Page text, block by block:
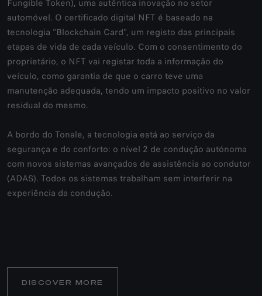
Fungible Token), uma autêntica inovação no setor
automóvel. O certificado digital NFT é baseado na
tecnologia “Blockchain Card”, um registo das principais
etapas de vida de cada veículo. Com o consentimento do
proprietário, o NFT vai registar toda a informação do
veículo, como garantia de que o carro teve uma
manutenção adequada, tendo um impacto positivo no valor
residual do mesmo.
A bordo do Tonale, a tecnologia está ao serviço da
segurança e do conforto: o nível 2 de condução autónoma
com novos sistemas avançados de assistência ao condutor
(ADAS). Todos os sistemas trabalham sem interferir na
experiência da condução.
DISCOVER MORE